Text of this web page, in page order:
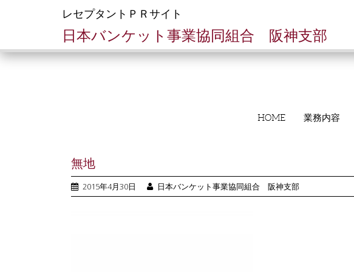
レセプタントＰＲサイト
日本バンケット事業協同組合 阪神支部
HOME 業務内容
無地
2015年4月30日 日本バンケット事業協同組合 阪神支部